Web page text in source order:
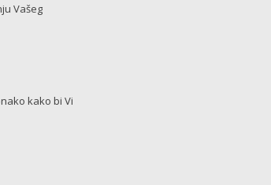
Vašeg
kako bi Vi